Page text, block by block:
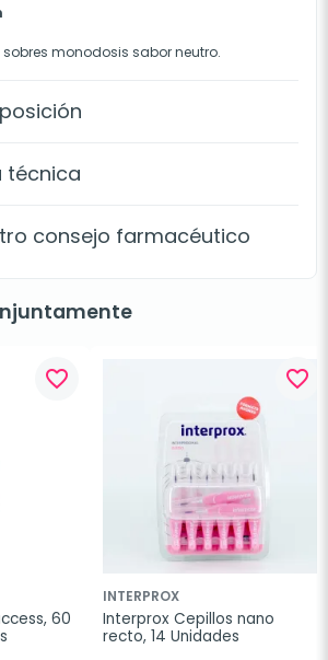
sobres monodosis sabor neutro.
técnica
consejo farmacéutico
favorite_border
60
favorite_border
INTERPROX
Interprox Cepillos nano
recto, 14 Unidades